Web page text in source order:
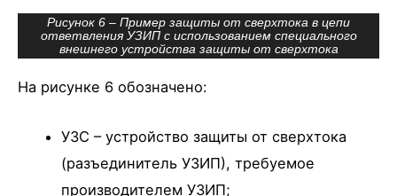
Рисунок 6 – Пример защиты от сверхтока в цепи
ответвления УЗИП с использованием специального
внешнего устройства защиты от сверхтока
На рисунке 6 обозначено:
УЗС – устройство защиты от сверхтока
(разъединитель УЗИП), требуемое
производителем УЗИП;